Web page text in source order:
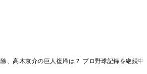
、高木京介の巨人復帰は？ プロ野球記録を継続